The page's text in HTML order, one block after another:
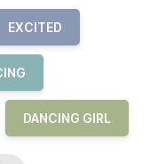
EXCITED
DANCING GIRL